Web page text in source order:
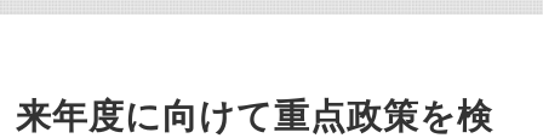
来年度に向けて重点政策を検